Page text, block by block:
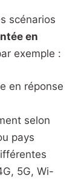
scénarios
en
exemple :
en réponse
selon
pays
5G, Wi-